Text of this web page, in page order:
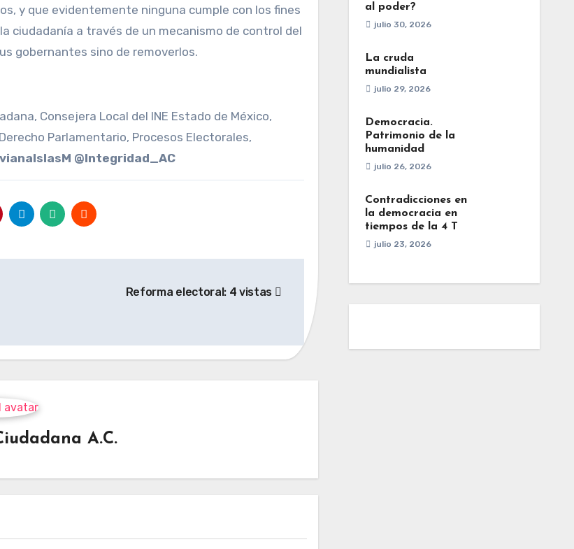
y que evidentemente ninguna cumple con los fines
ciudadanía a través de un mecanismo de control del
gobernantes sino de removerlos.
Consejera Local del INE Estado de México,
Parlamentario, Procesos Electorales,
@Integridad_AC
Reforma electoral: 4 vistas
A.C.
al poder?
julio 30, 2026
La cruda
mundialista
julio 29, 2026
Democracia.
Patrimonio de la
humanidad
julio 26, 2026
Contradicciones en
la democracia en
tiempos de la 4 T
julio 23, 2026